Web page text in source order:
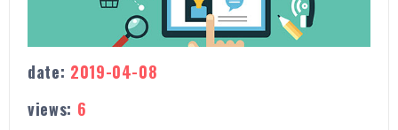
date: 2019-04-08
views: 6